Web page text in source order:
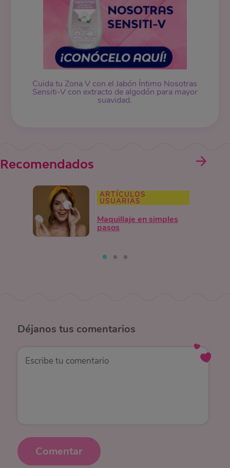
Cuida tu Zona V con el Jabón Íntimo Nosotras
Sensiti-V con extracto de algodón para mayor
suavidad.
Recomendados
ARTÍCULOS
USUARIAS
Maquillaje en simples
pasos
Déjanos tus comentarios
Comentar